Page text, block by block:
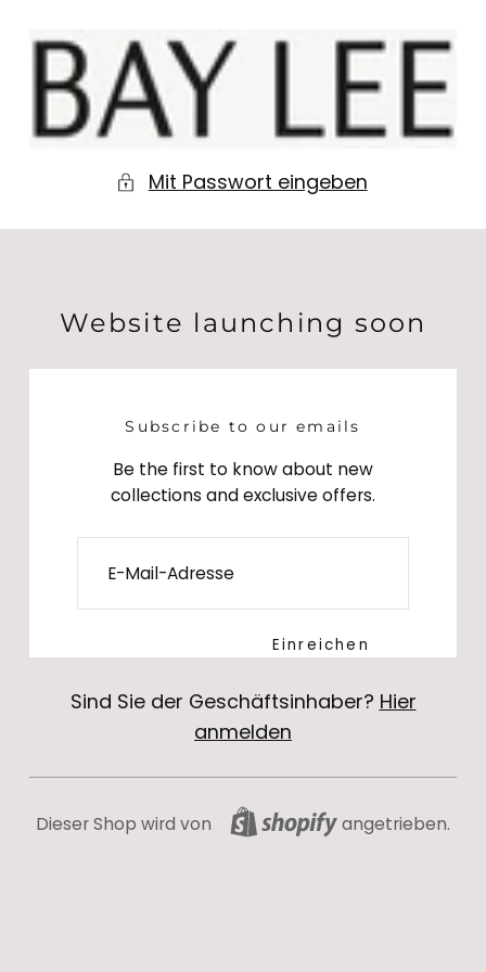
springen
Mit Passwort eingeben
Website launching soon
Subscribe to our emails
Be the first to know about new
collections and exclusive offers.
E-
Einreichen
Sind Sie der Geschäftsinhaber? Hier
anmelden
Dieser Shop wird von angetrieben.